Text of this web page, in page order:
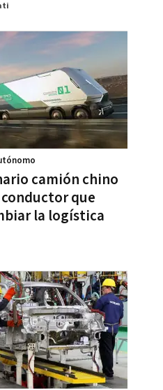
camión chino
que
la logística